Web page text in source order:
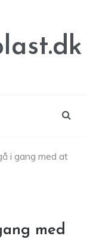
i gang med at
med